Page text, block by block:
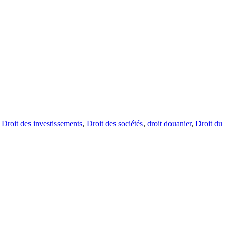
Droit des investissements, Droit des sociétés, droit douanier, Droit du